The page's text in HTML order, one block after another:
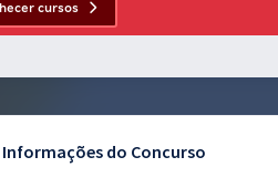
cursos
Informações do Concurso